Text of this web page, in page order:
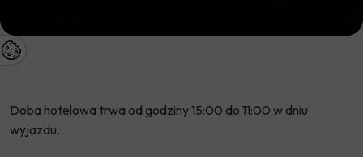
Doba hotelowa trwa od godziny 15:00 do 11:00 w dniu
wyjazdu.